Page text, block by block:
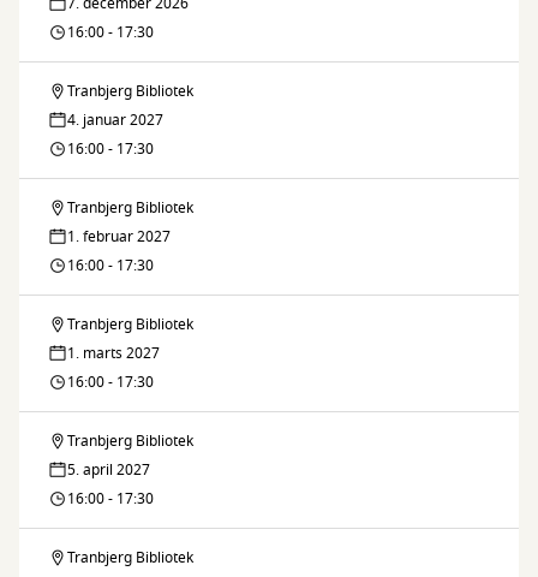
16:00 - 17:30
Litteratursnakken
Tranbjerg Bibliotek
4. januar 2027
16:00 - 17:30
Litteratursnakken
Tranbjerg Bibliotek
1. februar 2027
16:00 - 17:30
Litteratursnakken
Tranbjerg Bibliotek
1. marts 2027
16:00 - 17:30
Litteratursnakken
Tranbjerg Bibliotek
5. april 2027
16:00 - 17:30
Litteratursnakken
Tranbjerg Bibliotek